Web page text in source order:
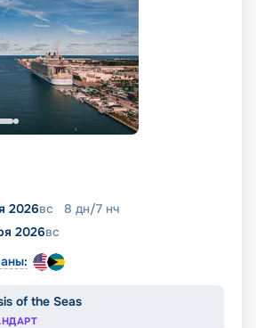
2026вс 8 дн/7 нч
2026вс
of the Seas